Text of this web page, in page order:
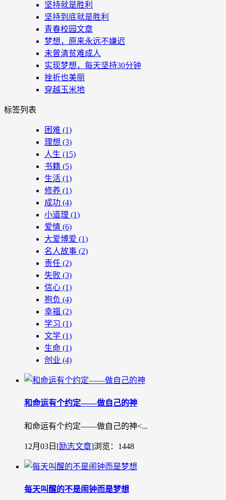
坚持就是胜利
坚持到底就是胜利
青春校园文章
梦想，原来永远不嫌迟
未曾清贫难成人
实现梦想，每天坚持30分钟
挫折也美丽
穿越玉米地
标签列表
困难 (1)
理想 (3)
人生 (15)
书籍 (5)
生活 (1)
修养 (1)
成功 (4)
小道理 (1)
爱情 (6)
大爱博爱 (1)
名人故事 (2)
责任 (2)
失败 (3)
信心 (1)
抱负 (4)
幸福 (2)
学习 (1)
文学 (1)
生命 (1)
创业 (4)
和命运有个约定――做自己的神
和命运有个约定——做自己的神˂...
12月03日 [励志文章]浏览：1448
每天叫醒的不是闹钟而是梦想